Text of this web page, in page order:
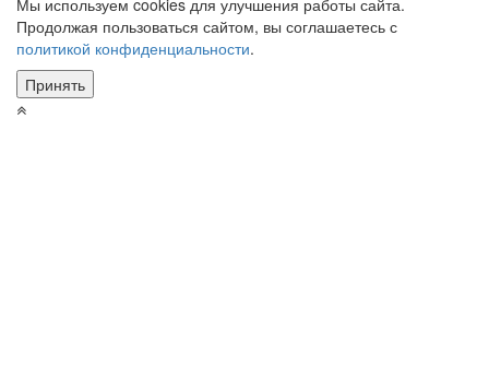
Продолжая пользоваться сайтом, вы соглашаетесь с
политикой конфиденциальности.
Принять